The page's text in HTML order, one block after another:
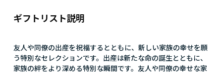
ギフトリスト説明
友人や同僚の出産を祝福するとともに、新しい家族の幸せを願
う特別なセレクションです。出産は新たな命の誕生とともに、
家族の絆をより深める特別な瞬間です。友人や同僚の幸せな家